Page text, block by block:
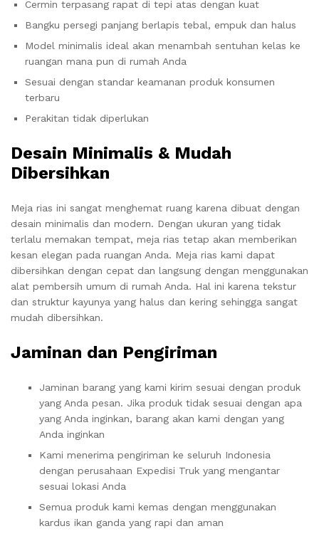
Cermin terpasang rapat di tepi atas dengan kuat
Bangku persegi panjang berlapis tebal, empuk dan halus
Model minimalis ideal akan menambah sentuhan kelas ke
ruangan mana pun di rumah Anda
Sesuai dengan standar keamanan produk konsumen
terbaru
Perakitan tidak diperlukan
Desain Minimalis & Mudah
Dibersihkan
Meja rias ini sangat menghemat ruang karena dibuat dengan
desain minimalis dan modern. Dengan ukuran yang tidak
terlalu memakan tempat, meja rias tetap akan memberikan
kesan elegan pada ruangan Anda. Meja rias kami dapat
dibersihkan dengan cepat dan langsung dengan menggunakan
alat pembersih umum di rumah Anda. Hal ini karena tekstur
dan struktur kayunya yang halus dan kering sehingga sangat
mudah dibersihkan.
Jaminan dan Pengiriman
Jaminan barang yang kami kirim sesuai dengan produk
yang Anda pesan. Jika produk tidak sesuai dengan apa
yang Anda inginkan, barang akan kami dengan yang
Anda inginkan
Kami menerima pengiriman ke seluruh Indonesia
dengan perusahaan Expedisi Truk yang mengantar
sesuai lokasi Anda
Semua produk kami kemas dengan menggunakan
kardus ikan ganda yang rapi dan aman